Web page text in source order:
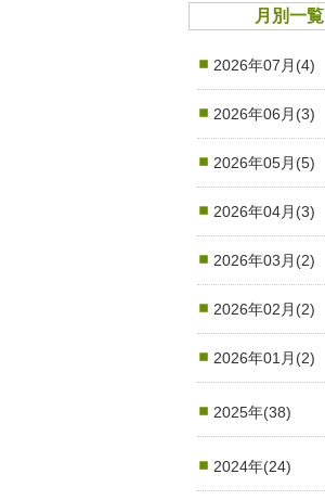
月別一覧
2026年07月(4)
2026年06月(3)
2026年05月(5)
2026年04月(3)
2026年03月(2)
2026年02月(2)
2026年01月(2)
2025年(38)
2024年(24)